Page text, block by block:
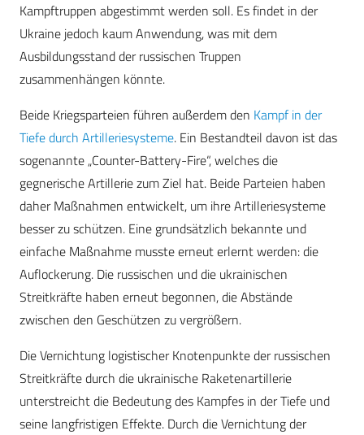
Kampftruppen abgestimmt werden soll. Es findet in der
Ukraine jedoch kaum Anwendung, was mit dem
Ausbildungsstand der russischen Truppen
zusammenhängen könnte.
Beide Kriegsparteien führen außerdem den Kampf in der
Tiefe durch Artilleriesysteme. Ein Bestandteil davon ist das
sogenannte „Counter-Battery-Fire“, welches die
gegnerische Artillerie zum Ziel hat. Beide Parteien haben
daher Maßnahmen entwickelt, um ihre Artilleriesysteme
besser zu schützen. Eine grundsätzlich bekannte und
einfache Maßnahme musste erneut erlernt werden: die
Auflockerung. Die russischen und die ukrainischen
Streitkräfte haben erneut begonnen, die Abstände
zwischen den Geschützen zu vergrößern.
Die Vernichtung logistischer Knotenpunkte der russischen
Streitkräfte durch die ukrainische Raketenartillerie
unterstreicht die Bedeutung des Kampfes in der Tiefe und
seine langfristigen Effekte. Durch die Vernichtung der